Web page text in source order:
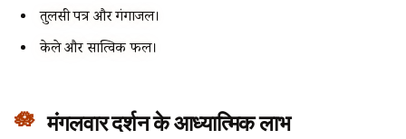
तुलसी पत्र और गंगाजल।
केले और सात्विक फल।
मंगलवार दर्शन के आध्यात्मिक लाभ